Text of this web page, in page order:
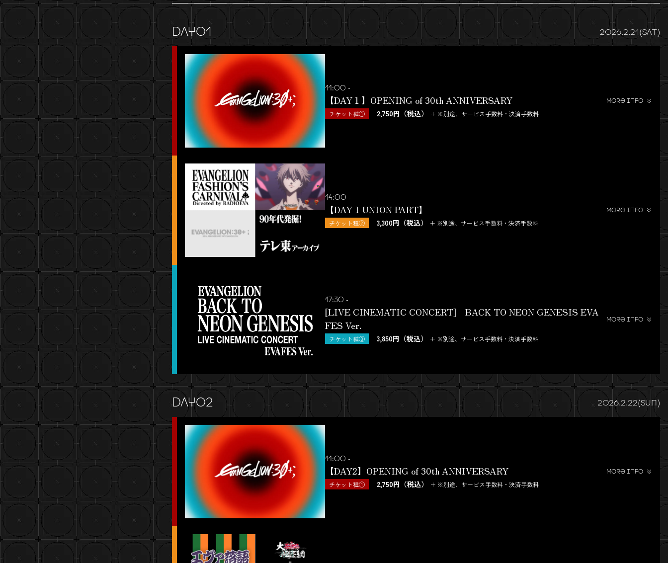
DAY01 2026.2.21(SAT)
11:00 -
【DAY１】OPENING of 30th ANNIVERSARY
チケット種① 2,750円（税込） ＋ ※別途、サービス手数料・決済手数料
MORE INFO
14:00 -
【DAY 1 UNION PART】
チケット種② 3,300円（税込） ＋ ※別途、サービス手数料・決済手数料
MORE INFO
17:30 -
[LIVE CINEMATIC CONCERT] BACK TO NEON GENESIS EVA
FES Ver.
チケット種③ 3,850円（税込） ＋ ※別途、サービス手数料・決済手数料
MORE INFO
DAY02 2026.2.22(SUN)
11:00 -
【DAY2】OPENING of 30th ANNIVERSARY
チケット種① 2,750円（税込） ＋ ※別途、サービス手数料・決済手数料
MORE INFO